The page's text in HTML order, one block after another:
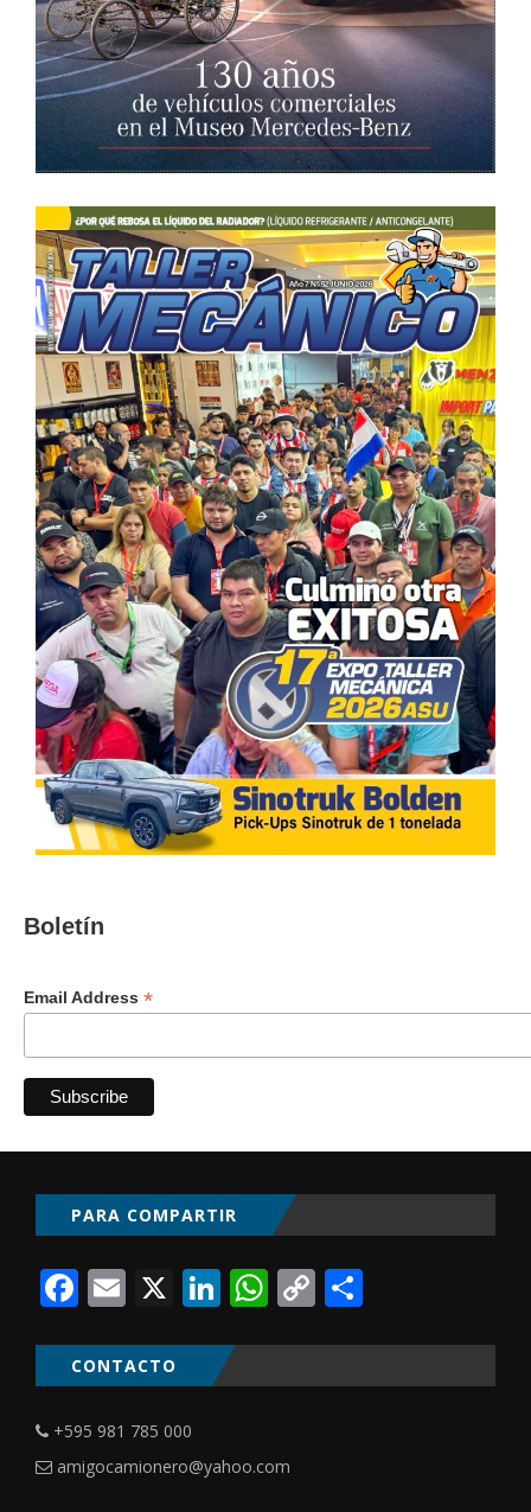
Boletín
Email Address *
PARA COMPARTIR
Facebook
Email
X LinkedIn
WhatsApp
Copy
CONTACTO
+595 981 785 000
amigocamionero@yahoo.com